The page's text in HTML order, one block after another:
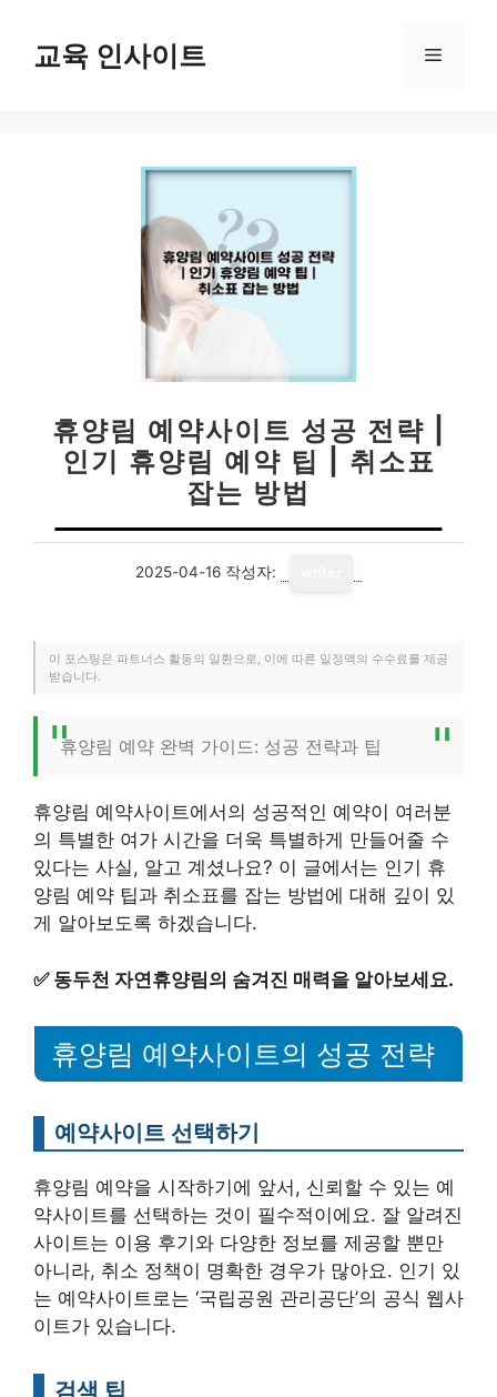
교육 인사이트 메
휴양림 예약사이트 성공 전략 |
인기 휴양림 예약 팁 | 취소표
잡는 방법
2025-04-16 작성자:
이 포스팅은 파트너스 활동의 일환으로, 이에 따른 일정액의 수수료를 제공
받습니다.
휴양림 예약 완벽 가이드: 성공 전략과 팁
휴양림 예약사이트에서의 성공적인 예약이 여러분
의 특별한 여가 시간을 더욱 특별하게 만들어줄 수
있다는 사실, 알고 계셨나요? 이 글에서는 인기 휴
양림 예약 팁과 취소표를 잡는 방법에 대해 깊이 있
게 알아보도록 하겠습니다.
✅ 동두천 자연휴양림의 숨겨진 매력을 알아보세요.
휴양림 예약사이트의 성공 전략
예약사이트 선택하기
휴양림 예약을 시작하기에 앞서, 신뢰할 수 있는 예
약사이트를 선택하는 것이 필수적이에요. 잘 알려진
사이트는 이용 후기와 다양한 정보를 제공할 뿐만
아니라, 취소 정책이 명확한 경우가 많아요. 인기 있
는 예약사이트로는 ‘국립공원 관리공단’의 공식 웹사
이트가 있습니다.
검색 팁